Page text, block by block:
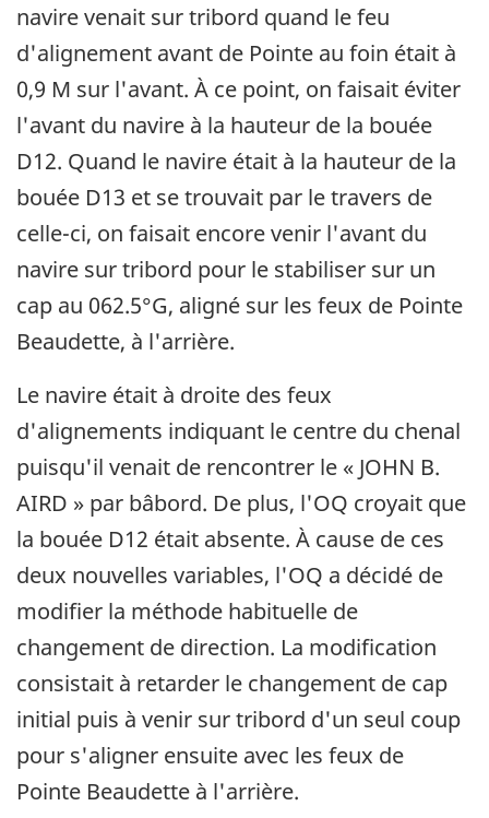
navire venait sur tribord quand le feu
d'alignement avant de Pointe au foin était à
0,9 M sur l'avant. À ce point, on faisait éviter
l'avant du navire à la hauteur de la bouée
D12. Quand le navire était à la hauteur de la
bouée D13 et se trouvait par le travers de
celle-ci, on faisait encore venir l'avant du
navire sur tribord pour le stabiliser sur un
cap au 062.5°G, aligné sur les feux de Pointe
Beaudette, à l'arrière.
Le navire était à droite des feux
d'alignements indiquant le centre du chenal
puisqu'il venait de rencontrer le « JOHN B.
AIRD » par bâbord. De plus, l'OQ croyait que
la bouée D12 était absente. À cause de ces
deux nouvelles variables, l'OQ a décidé de
modifier la méthode habituelle de
changement de direction. La modification
consistait à retarder le changement de cap
initial puis à venir sur tribord d'un seul coup
pour s'aligner ensuite avec les feux de
Pointe Beaudette à l'arrière.